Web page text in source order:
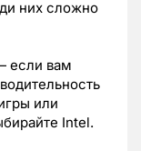
них сложно
если вам
или
Intel.